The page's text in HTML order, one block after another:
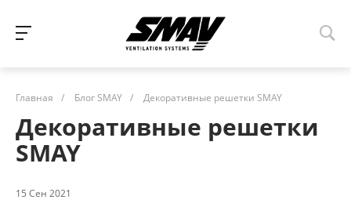
Главная / Блог SMAY / Декоративные решетки SMAY
Декоративные решетки
SMAY
15 Сен 2021